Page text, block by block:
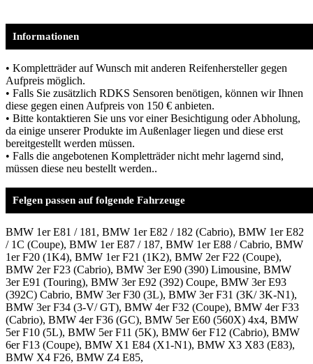
Informationen
• Kompletträder auf Wunsch mit anderen Reifenhersteller gegen
Aufpreis möglich.
• Falls Sie zusätzlich RDKS Sensoren benötigen, können wir Ihnen
diese gegen einen Aufpreis von 150 € anbieten.
• Bitte kontaktieren Sie uns vor einer Besichtigung oder Abholung,
da einige unserer Produkte im Außenlager liegen und diese erst
bereitgestellt werden müssen.
• Falls die angebotenen Kompletträder nicht mehr lagernd sind,
müssen diese neu bestellt werden..
Felgen passen auf folgende Fahrzeuge
BMW 1er E81 / 181, BMW 1er E82 / 182 (Cabrio), BMW 1er E82
/ 1C (Coupe), BMW 1er E87 / 187, BMW 1er E88 / Cabrio, BMW
1er F20 (1K4), BMW 1er F21 (1K2), BMW 2er F22 (Coupe),
BMW 2er F23 (Cabrio), BMW 3er E90 (390) Limousine, BMW
3er E91 (Touring), BMW 3er E92 (392) Coupe, BMW 3er E93
(392C) Cabrio, BMW 3er F30 (3L), BMW 3er F31 (3K/ 3K-N1),
BMW 3er F34 (3-V/ GT), BMW 4er F32 (Coupe), BMW 4er F33
(Cabrio), BMW 4er F36 (GC), BMW 5er E60 (560X) 4x4, BMW
5er F10 (5L), BMW 5er F11 (5K), BMW 6er F12 (Cabrio), BMW
6er F13 (Coupe), BMW X1 E84 (X1-N1), BMW X3 X83 (E83),
BMW X4 F26, BMW Z4 E85,